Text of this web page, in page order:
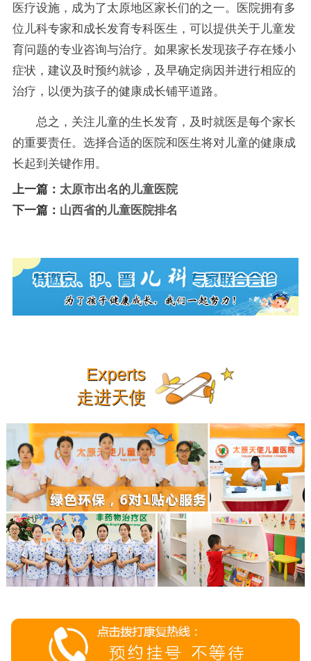
医疗设施，成为了太原地区家长们的之一。医院拥有多
位儿科专家和成长发育专科医生，可以提供关于儿童发
育问题的专业咨询与治疗。如果家长发现孩子存在矮小
症状，建议及时预约就诊，及早确定病因并进行相应的
治疗，以便为孩子的健康成长铺平道路。
总之，关注儿童的生长发育，及时就医是每个家长
的重要责任。选择合适的医院和医生将对儿童的健康成
长起到关键作用。
上一篇： 太原市出名的儿童医院
下一篇： 山西省的儿童医院排名
Experts
走进天使